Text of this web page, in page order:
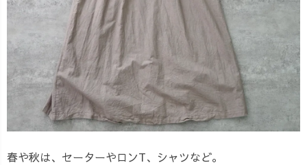
春や秋は、セーターやロンT、シャツなど。